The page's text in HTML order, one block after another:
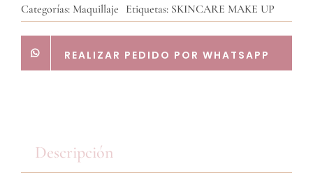
Categorías: Maquillaje Etiquetas: SKINCARE MAKE UP
REALIZAR PEDIDO POR WHATSAPP
Descripción